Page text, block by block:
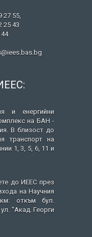
27 55,
25 43
и енергийни
на БАН -
В близост до
транспорт на
1, 3, 5, 6, 11 и
до ИЕЕС през
на Научния
откъм бул.
"Акад. Георги